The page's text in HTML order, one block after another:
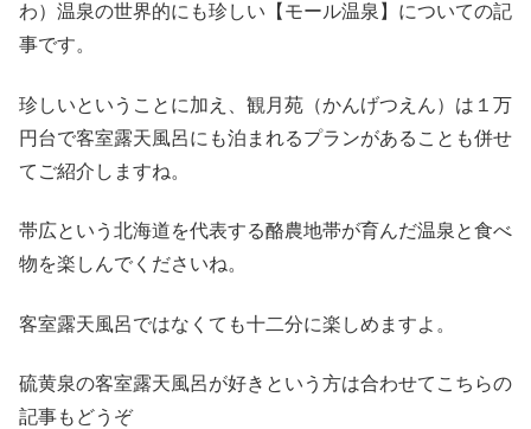
わ）温泉の世界的にも珍しい【モール温泉】についての記
事です。
珍しいということに加え、観月苑（かんげつえん）は１万
円台で客室露天風呂にも泊まれるプランがあることも併せ
てご紹介しますね。
帯広という北海道を代表する酪農地帯が育んだ温泉と食べ
物を楽しんでくださいね。
客室露天風呂ではなくても十二分に楽しめますよ。
硫黄泉の客室露天風呂が好きという方は合わせてこちらの
記事もどうぞ